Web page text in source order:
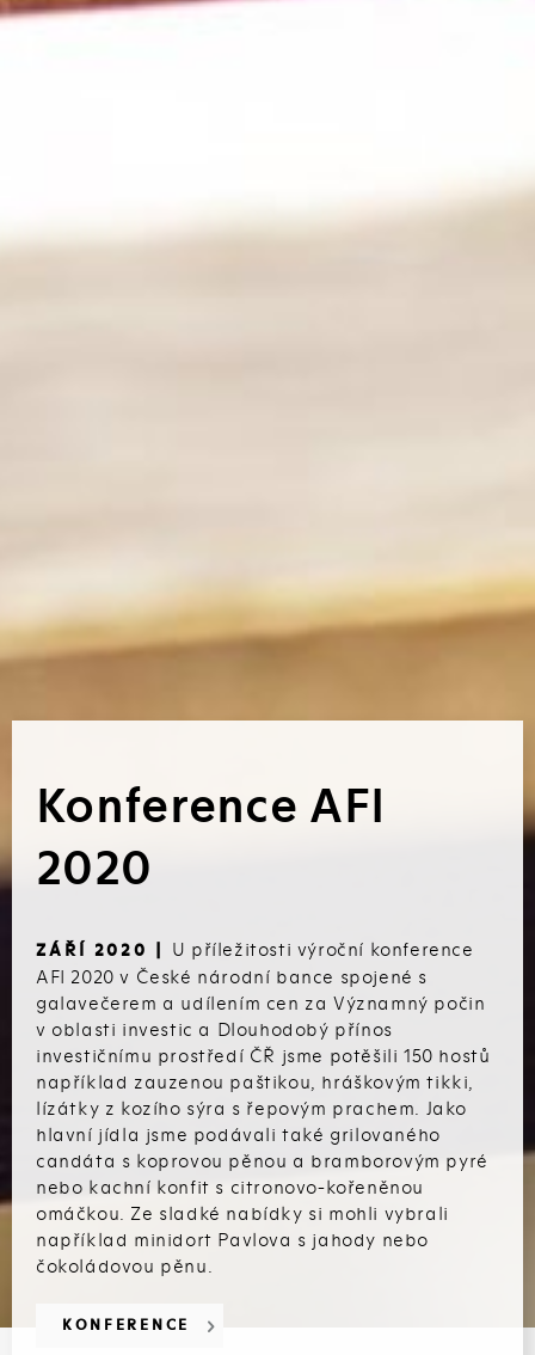
Konference AFI
2020
ZÁŘÍ 2020 | U příležitosti výroční konference
AFI 2020 v České národní bance spojené s
galavečerem a udílením cen za Významný počin
v oblasti investic a Dlouhodobý přínos
investičnímu prostředí ČŘ jsme potěšili 150 hostů
například zauzenou paštikou, hráškovým tikki,
lízátky z kozího sýra s řepovým prachem. Jako
hlavní jídla jsme podávali také grilovaného
candáta s koprovou pěnou a bramborovým pyré
nebo kachní konfit s citronovo-kořeněnou
omáčkou. Ze sladké nabídky si mohli vybrali
například minidort Pavlova s jahody nebo
čokoládovou pěnu.
KONFERENCE